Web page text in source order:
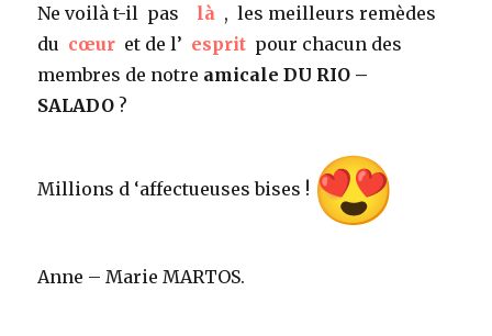
Ne voilà t-il pas
là , les meilleurs remèdes
du cœur et de l’ esprit pour chacun des
membres de notre amicale DU RIO –
SALADO ?
Millions d ‘affectueuses bises !
Anne – Marie MARTOS.